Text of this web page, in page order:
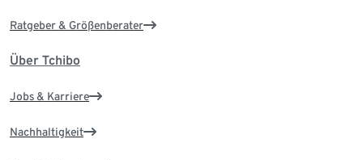
Ratgeber & Größenberater
Über Tchibo
Jobs & Karriere
Nachhaltigkeit